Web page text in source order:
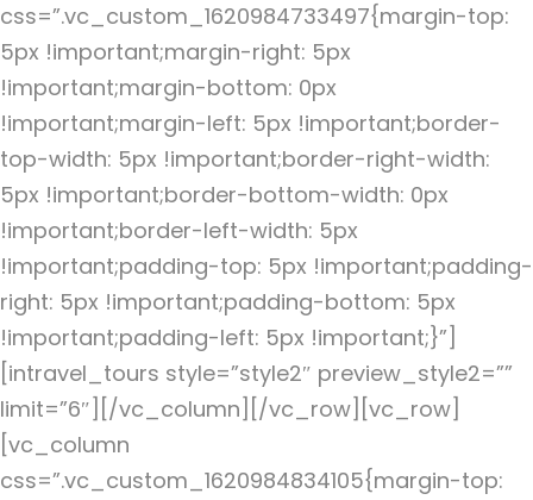
css=”.vc_custom_1620984733497{margin-top:
5px !important;margin-right: 5px
!important;margin-bottom: 0px
!important;margin-left: 5px !important;border-
top-width: 5px !important;border-right-width:
5px !important;border-bottom-width: 0px
!important;border-left-width: 5px
!important;padding-top: 5px !important;padding-
right: 5px !important;padding-bottom: 5px
!important;padding-left: 5px !important;}”]
[intravel_tours style=”style2″ preview_style2=””
limit=”6″][/vc_column][/vc_row][vc_row]
[vc_column
css=”.vc_custom_1620984834105{margin-top: